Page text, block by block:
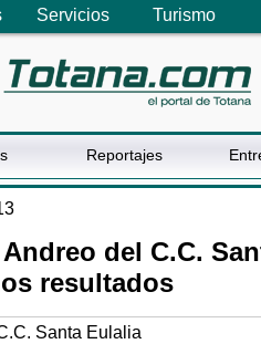
Servicios Turismo
Reportajes
del C.C.
resultados
Santa Eulalia